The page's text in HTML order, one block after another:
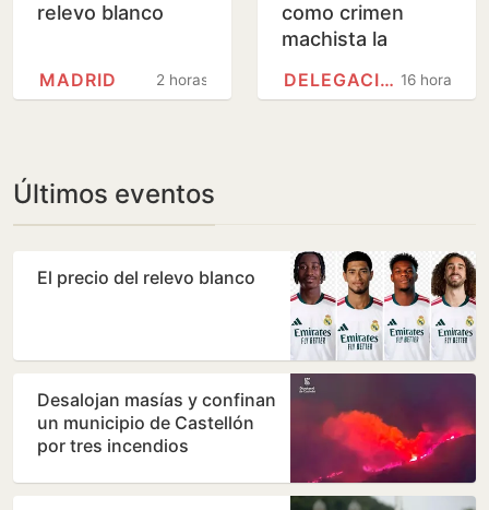
relevo blanco
2 horas
MADRID
como crimen
machista la
Melinda, de 4516 horas
DELEGACIÓN DEL GOBIERNO
Últimos eventos
El precio del relevo blanco
Desalojan masías y confinan
un municipio de Castellón
por tres incendios